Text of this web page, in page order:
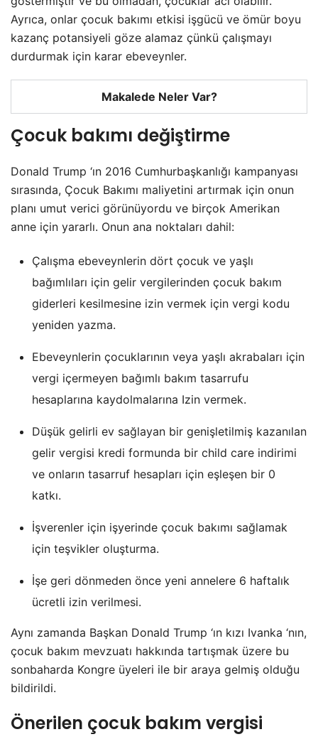
Ayrıca, onlar çocuk bakımı etkisi işgücü ve ömür boyu
kazanç potansiyeli göze alamaz çünkü çalışmayı
durdurmak için karar ebeveynler.
Makalede Neler Var?
Çocuk bakımı değiştirme
Donald Trump ‘ın 2016 Cumhurbaşkanlığı kampanyası
sırasında, Çocuk Bakımı maliyetini artırmak için onun
planı umut verici görünüyordu ve birçok Amerikan
anne için yararlı. Onun ana noktaları dahil:
Çalışma ebeveynlerin dört çocuk ve yaşlı
bağımlıları için gelir vergilerinden çocuk bakım
giderleri kesilmesine izin vermek için vergi kodu
yeniden yazma.
Ebeveynlerin çocuklarının veya yaşlı akrabaları için
vergi içermeyen bağımlı bakım tasarrufu
hesaplarına kaydolmalarına Izin vermek.
Düşük gelirli ev sağlayan bir genişletilmiş kazanılan
gelir vergisi kredi formunda bir child care indirimi
ve onların tasarruf hesapları için eşleşen bir 0
katkı.
İşverenler için işyerinde çocuk bakımı sağlamak
için teşvikler oluşturma.
İşe geri dönmeden önce yeni annelere 6 haftalık
ücretli izin verilmesi.
Aynı zamanda Başkan Donald Trump ‘ın kızı Ivanka ‘nın,
çocuk bakım mevzuatı hakkında tartışmak üzere bu
sonbaharda Kongre üyeleri ile bir araya gelmiş olduğu
bildirildi.
Önerilen çocuk bakım vergisi